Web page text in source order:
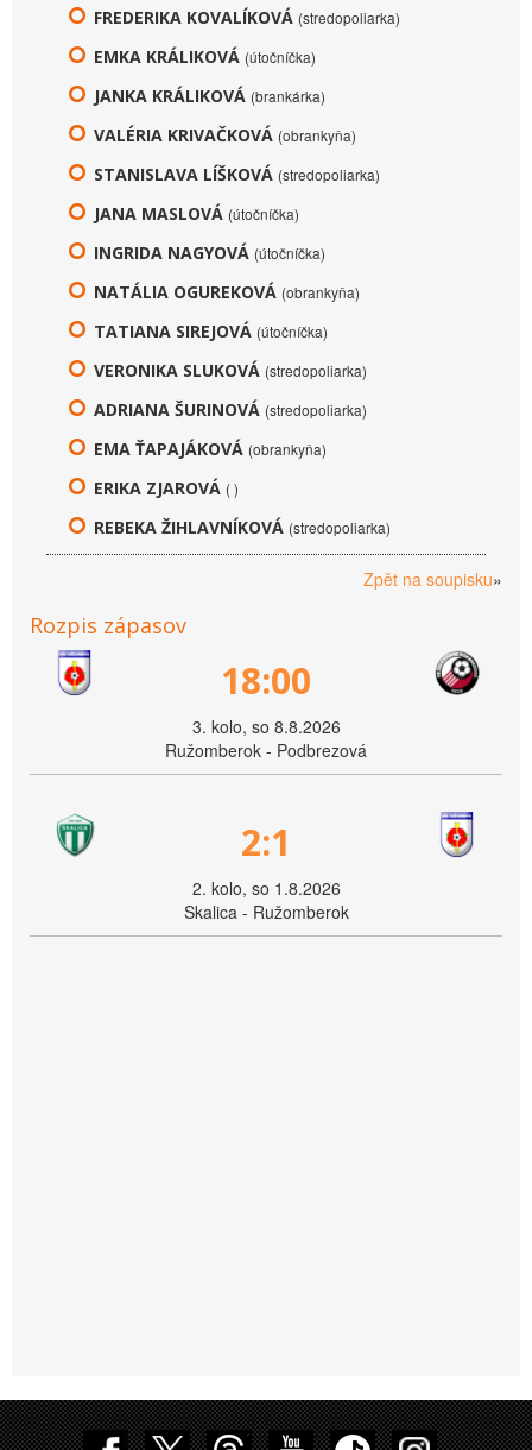
FREDERIKA KOVALÍKOVÁ (stredopoliarka)
EMKA KRÁLIKOVÁ (útočníčka)
JANKA KRÁLIKOVÁ (brankárka)
VALÉRIA KRIVAČKOVÁ (obrankyňa)
STANISLAVA LÍŠKOVÁ (stredopoliarka)
JANA MASLOVÁ (útočníčka)
INGRIDA NAGYOVÁ (útočníčka)
NATÁLIA OGUREKOVÁ (obrankyňa)
TATIANA SIREJOVÁ (útočníčka)
VERONIKA SLUKOVÁ (stredopoliarka)
ADRIANA ŠURINOVÁ (stredopoliarka)
EMA ŤAPAJÁKOVÁ (obrankyňa)
ERIKA ZJAROVÁ ( )
REBEKA ŽIHLAVNÍKOVÁ (stredopoliarka)
Zpět na soupisku»
Rozpis zápasov
18:00
3. kolo, so 8.8.2026
Ružomberok - Podbrezová
2:1
2. kolo, so 1.8.2026
Skalica - Ružomberok